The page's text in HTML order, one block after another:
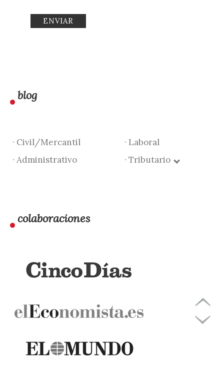
blog
· Civil/Mercantil
· Laboral
· Administrativo
· Tributario
colaboraciones